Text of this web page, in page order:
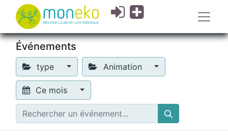
Événements
type Animation
Ce mois